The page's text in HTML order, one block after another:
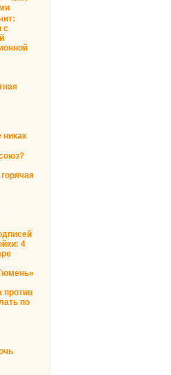
с
4
против
по